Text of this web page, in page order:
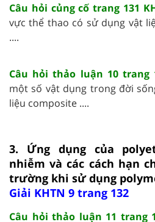
Câu hỏi củng cố trang 131
vực thể thao có sử dụng vật
....
Câu hỏi thảo luận 10 trang
một số vật dụng trong đời
liệu composite ....
3. Ứng dụng của
nhiễm và các cách hạn
trường khi sử dụng
Giải KHTN 9 trang 132
Câu hỏi thảo luận 11 trang